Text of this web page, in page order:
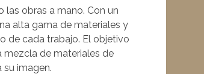
obras a mano. Con un
alta gama de materiales y
de cada trabajo. El objetivo
mezcla de materiales de
imagen.